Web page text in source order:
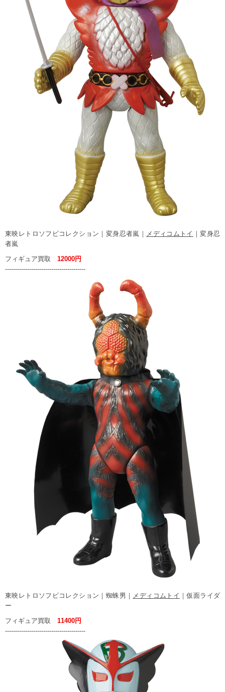
東映レトロソフビコレクション｜変身忍者嵐｜ メディコムトイ ｜変身忍
者嵐
フィギュア買取 12000円
----------------------------------------
東映レトロソフビコレクション｜蜘蛛男｜ メディコムトイ ｜仮面ライダ
ー
フィギュア買取 11400円
----------------------------------------